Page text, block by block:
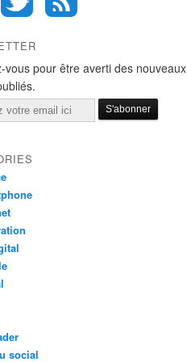
vous pour être averti des nouveaux
social